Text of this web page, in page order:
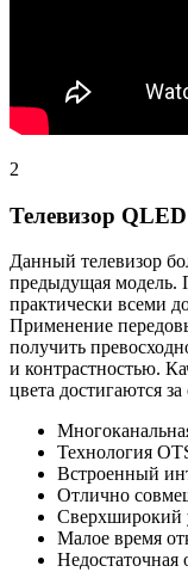
2
Телевизор
Данный телевизор
предыдущая модель.
практически всеми
Применение
получить
и контрастностью.
цвета достигаются
Технология
Встроенный
Отлично
Сверхширокий
Малое время
Недостаточная